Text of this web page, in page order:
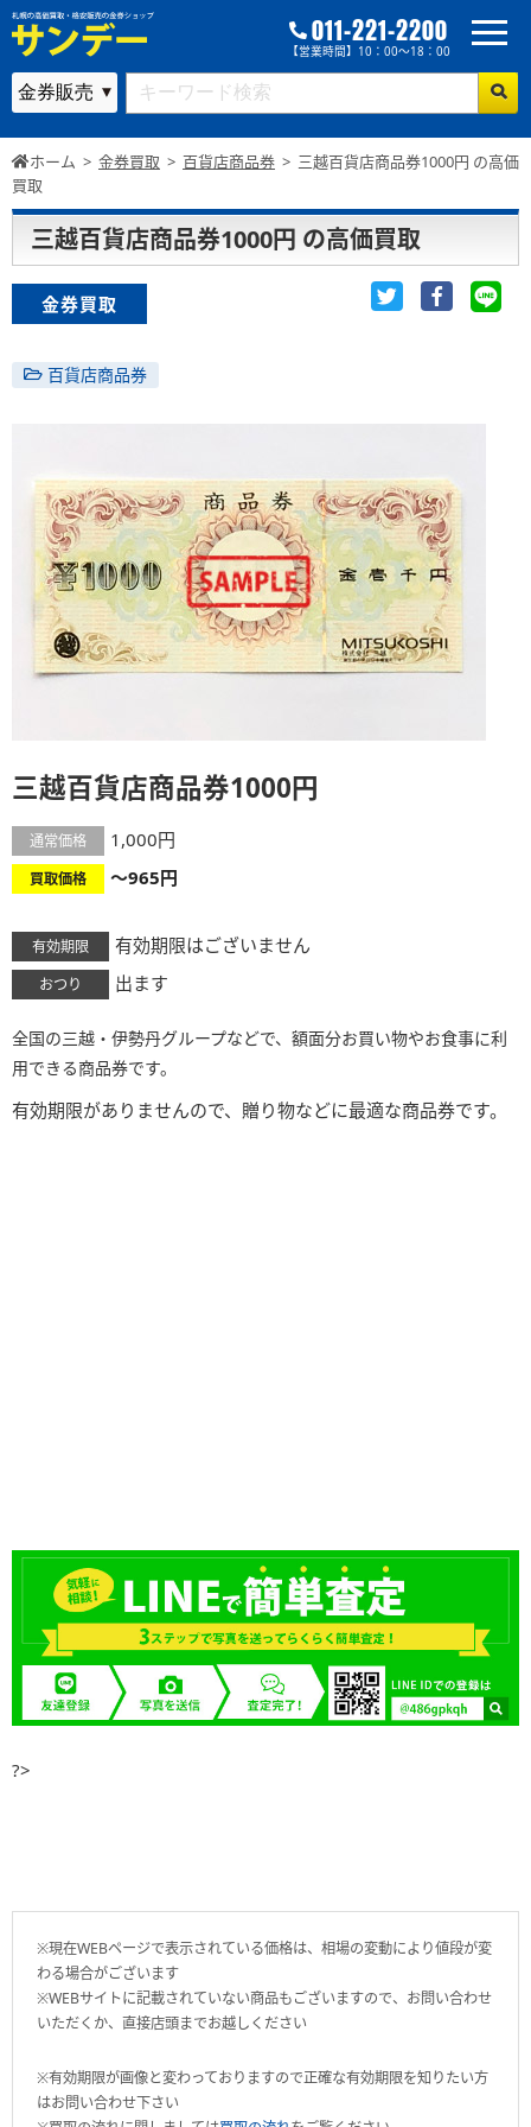
011-221-2200
【営業時間】10：00～18：00
ホーム > 金券買取 > 百貨店商品券 > 三越百貨店商品券1000円 の高価
買取
三越百貨店商品券1000円 の高価買取
金券買取
百貨店商品券
三越百貨店商品券1000円
通常価格 1,000円
買取価格 ～965円
有効期限 有効期限はございません
おつり 出ます
全国の三越・伊勢丹グループなどで、額面分お買い物やお食事に利
用できる商品券です。
有効期限がありませんので、贈り物などに最適な商品券です。
?>
※現在WEBページで表示されている価格は、相場の変動により値段が変
わる場合がございます
※WEBサイトに記載されていない商品もございますので、お問い合わせ
いただくか、直接店頭までお越しください
※有効期限が画像と変わっておりますので正確な有効期限を知りたい方
はお問い合わせ下さい